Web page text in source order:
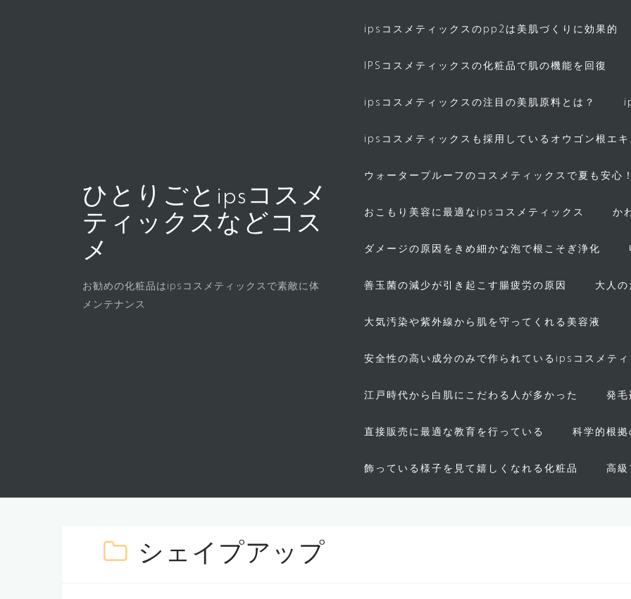
ひとりごとipsコスメ
ティックスなどコス
メ
お勧めの化粧品はipsコスメティックスで素敵に体
メンテナンス
ipsコスメティックスのpp2は美肌づくりに効果的
IPSコスメティックスの化粧品で肌の機能を回復
ipsコスメティックスの注目の美肌原料とは？
ipsコスメティックスも採用しているオウゴン根エ
ウォータープルーフのコスメティックスで夏も安心！
おこもり美容に最適なipsコスメティックス か
ダメージの原因をきめ細かな泡で根こそぎ浄化
善玉菌の減少が引き起こす腸疲労の原因 大人
大気汚染や紫外線から肌を守ってくれる美容液
安全性の高い成分のみで作られているipsコスメテ
江戸時代から白肌にこだわる人が多かった 発
直接販売に最適な教育を行っている 科学的根
飾っている様子を見て嬉しくなれる化粧品 高級
シェイプアップ